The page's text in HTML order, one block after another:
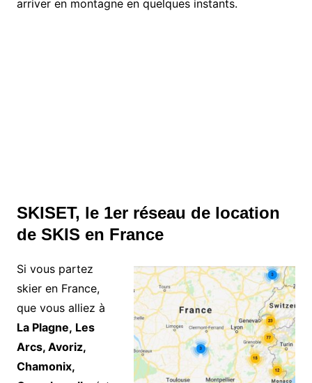
arriver en montagne en quelques instants.
SKISET, le 1er réseau de location
de SKIS en France
Si vous partez
skier en France,
que vous alliez à
La Plagne, Les
Arcs, Avoriz,
Chamonix,